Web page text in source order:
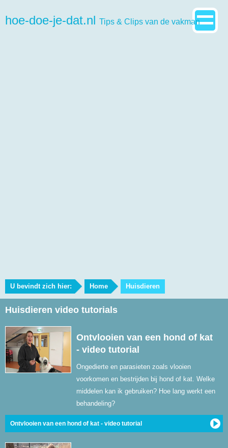
hoe-doe-je-dat.nl Tips & Clips van de vakman
U bevindt zich hier: Home Huisdieren
Huisdieren video tutorials
Ontvlooien van een hond of kat
- video tutorial
Ongedierte en parasieten zoals vlooien
voorkomen en bestrijden bij hond of kat. Welke
middelen kan ik gebruiken? Hoe lang werkt een
behandeling?
Ontvlooien van een hond of kat - video tutorial